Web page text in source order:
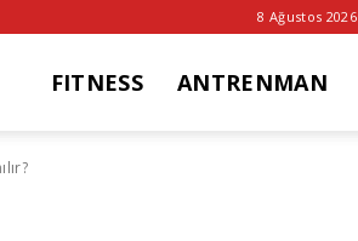
8 Ağustos 2026
FITNESS ANTRENMAN